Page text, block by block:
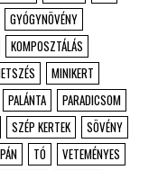
GYÓGYNÖVÉNY
KOMPOSZTÁLÁS
MINIKERT
PALÁNTA
PARADICSOM
SZÉP KERTEK
SÖVÉNY
TÓ
VETEMÉNYES